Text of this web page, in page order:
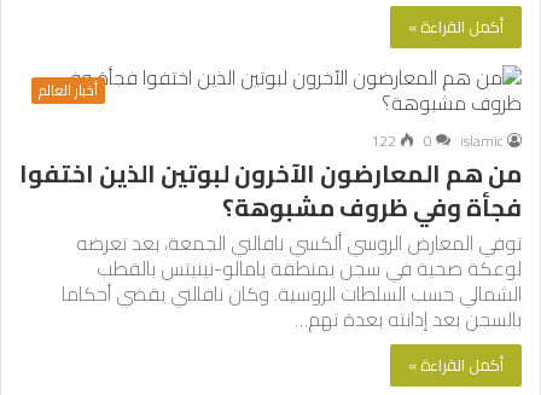
أكمل القراءة »
أخبار العالم
islamic
0
122
من هم المعارضون الآخرون لبوتين الذين اختفوا
فجأة وفي ظروف مشبوهة؟
توفي المعارض الروسي ألكسي نافالني الجمعة، بعد تعرضه
لوعكة صحية في سجن بمنطقة يامالو-نينيتس بالقطب
الشمالي حسب السلطات الروسية. وكان نافالني يقضي أحكاما
بالسجن بعد إدانته بعدة تهم…
أكمل القراءة »